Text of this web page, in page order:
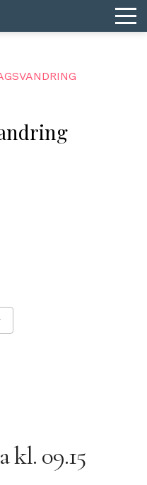
kl. 09.15